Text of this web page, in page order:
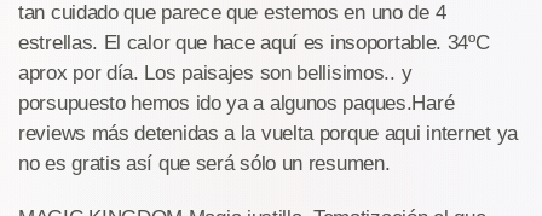
tan cuidado que parece que estemos en uno de 4
estrellas. El calor que hace aquí es insoportable. 34ºC
aprox por día. Los paisajes son bellisimos.. y
porsupuesto hemos ido ya a algunos paques.Haré
reviews más detenidas a la vuelta porque aqui internet ya
no es gratis así que será sólo un resumen.